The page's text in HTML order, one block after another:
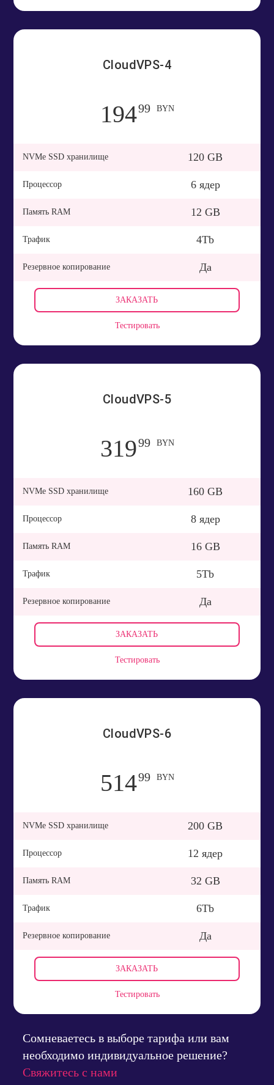
CloudVPS-4
19499 BYN
NVMe SSD хранилище 120 GB
Процессор 6 ядер
Память RAM 12 GB
Трафик 4Tb
Резервное копирование Да
ЗАКАЗАТЬ
Тестировать
CloudVPS-5
31999 BYN
NVMe SSD хранилище 160 GB
Процессор 8 ядер
Память RAM 16 GB
Трафик 5Tb
Резервное копирование Да
ЗАКАЗАТЬ
Тестировать
CloudVPS-6
51499 BYN
NVMe SSD хранилище 200 GB
Процессор 12 ядер
Память RAM 32 GB
Трафик 6Tb
Резервное копирование Да
ЗАКАЗАТЬ
Тестировать
Сомневаетесь в выборе тарифа или вам
необходимо индивидуальное решение?
Свяжитесь с нами